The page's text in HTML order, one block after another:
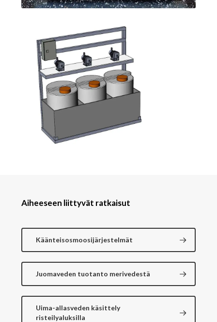
Aiheeseen liittyvät ratkaisut
Käänteisosmoosijärjestelmät
Juomaveden tuotanto merivedestä
Uima-allasveden käsittely
risteilyaluksilla